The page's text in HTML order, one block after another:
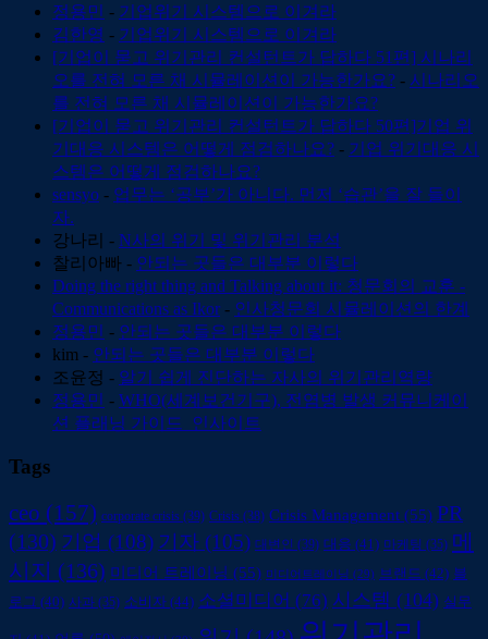
정용민
- 기업위기 시스템으로 이겨라
김한영 - 기업위기 시스템으로 이겨라
[기업이 묻고 위기관리 컨설턴트가 답하다 51편] 시나리
오를 전혀 모른 채 시뮬레이션이 가능한가요? - 시나리오
를 전혀 모른 채 시뮬레이션이 가능한가요?
[기업이 묻고 위기관리 컨설턴트가 답하다 50편]기업 위
기대응 시스템은 어떻게 점검하나요? - 기업 위기대응 시
스템은 어떻게 점검하나요?
sensyo - 업무는 ‘공부’가 아니다. 먼저 ‘습관’을 잘 들이
자.
강나리 - N사의 위기 및 위기관리 분석
찰리아빠 - 안되는 곳들은 대부분 이렇다
Doing the right thing and Talking about it: 청문회의 교훈 -
Communications as Ikor - 인사청문회 시뮬레이션의 한계
정용민
- 안되는 곳들은 대부분 이렇다
kim - 안되는 곳들은 대부분 이렇다
조윤정 - 알기 쉽게 진단하는 자사의 위기관리역량
정용민
- WHO(세계보건기구), 전염병 발생 커뮤니케이
션 플래닝 가이드_인사이트
Tags
ceo (157) corporate crisis (39) Crisis (38) Crisis Management (55) PR
(130) 기업 (108) 기자 (105) 대변인 (39) 대응 (41) 마케팅 (35) 메
시지 (136) 미디어 트레이닝 (55) 미디어트레이닝 (29) 브랜드 (42) 블
로그 (40) 사과 (35) 소비자 (44) 소셜미디어 (76) 시스템 (104) 실무